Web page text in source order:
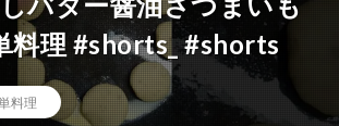
料理 #shorts_ #shorts
料理